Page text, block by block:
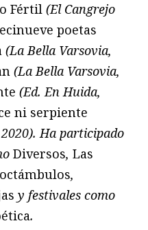
Fértil (El Cangrejo
poetas
(La Bella Varsovia,
(La Bella Varsovia,
(Ed. En Huida,
ni serpiente
Ha participado
Diversos, Las
,
y festivales como
.